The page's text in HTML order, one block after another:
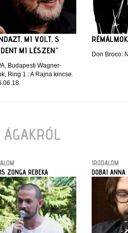
MI VOLT, S
MI LÉSZEN”
Budapesti Wagner-
Ring 1.: A Rajna kincse.
Don Broco:
ZONGA REBEKA
IRODALOM
DOBAI ANNA